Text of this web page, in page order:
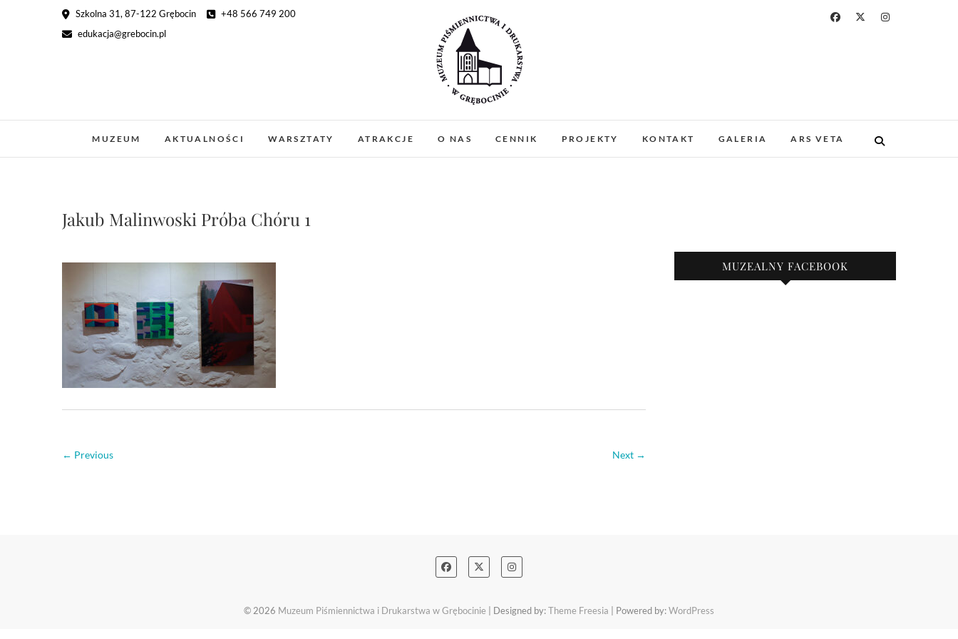
Szkolna 31, 87-122 Grębocin
+48 566 749 200
edukacja@grebocin.pl
Muzeum Piśmiennictwa i Drukarstwa w
Grębocinie
WARSZTATY I POKAZY.
MUZEUM AKTUALNOŚCI WARSZTATY ATRAKCJE O NAS CENNIK PROJEKTY KONTAKT GALERIA ARS VETA
Jakub Malinwoski Próba Chóru 1
← Previous Next →
MUZEALNY FACEBOOK
© 2026 Muzeum Piśmiennictwa i Drukarstwa w Grębocinie | Designed by:Theme Freesia | Powered by:WordPress